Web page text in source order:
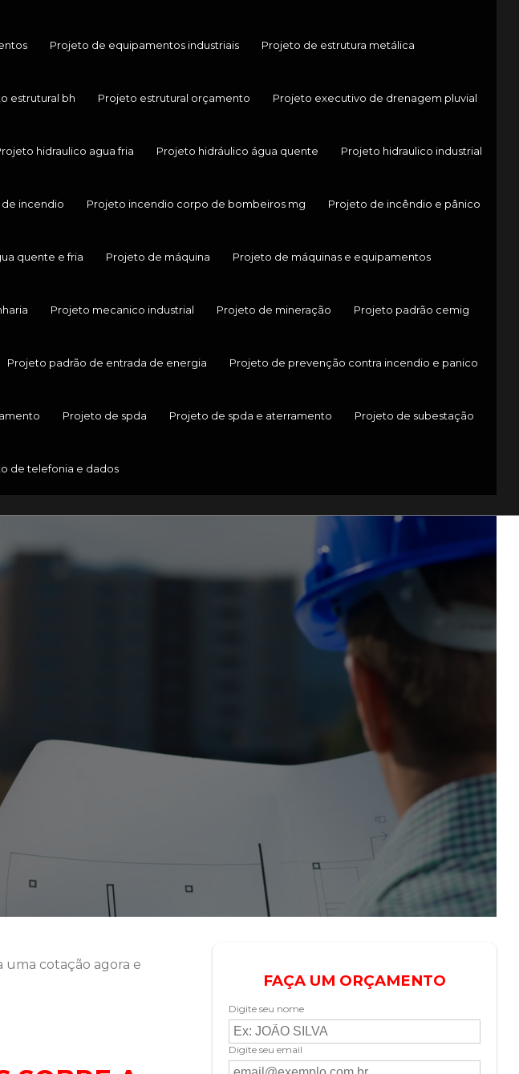
Projeto de equipamentos industriais Projeto de estrutura metálica
estrutural bh Projeto estrutural orçamento Projeto executivo de drenagem pluvial
hidraulico agua fria Projeto hidráulico água quente Projeto hidraulico industrial
incendio Projeto incendio corpo de bombeiros mg Projeto de incêndio e pânico
quente e fria Projeto de máquina Projeto de máquinas e equipamentos
Projeto mecanico industrial Projeto de mineração Projeto padrão cemig
Projeto padrão de entrada de energia Projeto de prevenção contra incendio e panico
Projeto de spda Projeto de spda e aterramento Projeto de subestação
de telefonia e dados
uma cotação agora e
FAÇA UM ORÇAMENTO
Digite seu nome
Digite seu email